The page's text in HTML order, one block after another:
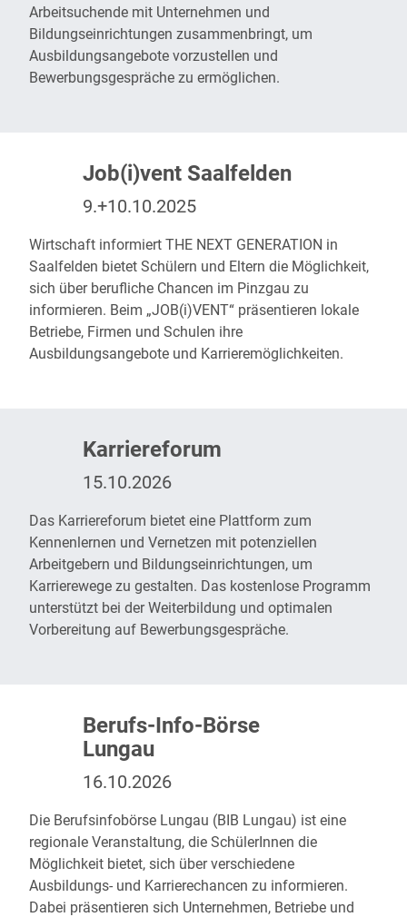
Arbeitsuchende mit Unternehmen und
Bildungseinrichtungen zusammenbringt, um
Ausbildungsangebote vorzustellen und
Bewerbungsgespräche zu ermöglichen.
Job(i)vent Saalfelden
9.+10.10.2025
Wirtschaft informiert THE NEXT GENERATION in
Saalfelden bietet Schülern und Eltern die Möglichkeit,
sich über berufliche Chancen im Pinzgau zu
informieren. Beim „JOB(i)VENT“ präsentieren lokale
Betriebe, Firmen und Schulen ihre
Ausbildungsangebote und Karrieremöglichkeiten.
Karriereforum
15.10.2026
Das Karriereforum bietet eine Plattform zum
Kennenlernen und Vernetzen mit potenziellen
Arbeitgebern und Bildungseinrichtungen, um
Karrierewege zu gestalten. Das kostenlose Programm
unterstützt bei der Weiterbildung und optimalen
Vorbereitung auf Bewerbungsgespräche.
Berufs-Info-Börse
Lungau
16.10.2026
Die Berufsinfobörse Lungau (BIB Lungau) ist eine
regionale Veranstaltung, die SchülerInnen die
Möglichkeit bietet, sich über verschiedene
Ausbildungs- und Karrierechancen zu informieren.
Dabei präsentieren sich Unternehmen, Betriebe und